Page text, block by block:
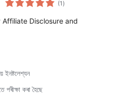
Affylite
(1মুঠ)
Affiliate Disclosure and
ইনষ্টলেশ্যন
কৰা হৈছে